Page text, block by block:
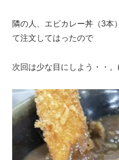
隣の人、エビカレー丼（3本
て注文してはったので
次回は少な目にしよう・・。